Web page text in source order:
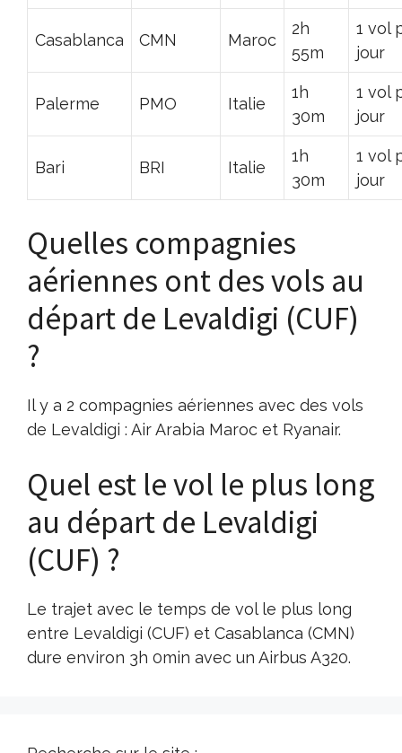
Casablanca CMN Maroc
2h
55m
1 vol
jour
Palerme PMO Italie
1h
30m
1 vol
jour
Bari BRI Italie
1h
30m
1 vol
jour
Quelles compagnies
aériennes ont des vols au
départ de Levaldigi (CUF)
?
Il y a 2 compagnies aériennes avec des vols
de Levaldigi : Air Arabia Maroc et Ryanair.
Quel est le vol le plus long
au départ de Levaldigi
(CUF) ?
Le trajet avec le temps de vol le plus long
entre Levaldigi (CUF) et Casablanca (CMN)
dure environ 3h 0min avec un Airbus A320.